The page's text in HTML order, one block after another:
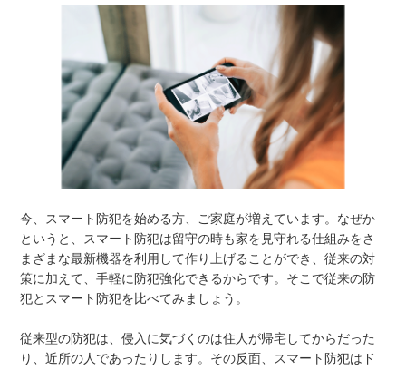
今、スマート防犯を始める方、ご家庭が増えています。なぜか
というと、スマート防犯は留守の時も家を見守れる仕組みをさ
まざまな最新機器を利用して作り上げることができ、従来の対
策に加えて、手軽に防犯強化できるからです。そこで従来の防
犯とスマート防犯を比べてみましょう。
従来型の防犯は、侵入に気づくのは住人が帰宅してからだった
り、近所の人であったりします。その反面、スマート防犯はド